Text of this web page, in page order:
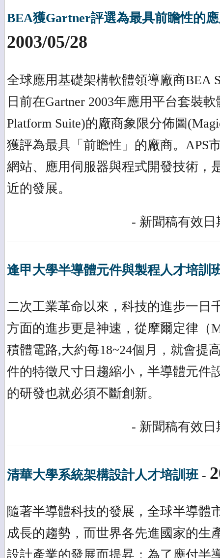
BEA獲Gartner評選為最具前瞻性的
2003/05/28
全球應用基礎架構軟體領導廠商BEA
日前在Gartner 2003年應用平台套裝
Platform Suite)的廠商象限分佈圖
獲評為最具「前瞻性」的廠商。APS
網站、應用伺服器與程式開發技術，
近的發展。
- 新聞稿有效日
逢甲大學半導體元件與製程人才培訓
二次工業革命以來，科技的進步一日
方面的進步更是神速，從摩爾定律（
積體電路,大約每18~24個月，就會提
件的特徵尺寸日趨縮小，半導體元件
的研發也就必須不斷創新。
- 新聞稿有效日
清華大學系統架構設計人才培訓班-
隨著半導體科技的發展，全球半導體
成長的趨勢，而世界各先進國家的生
設計產業的發展而提昇；為了應付半